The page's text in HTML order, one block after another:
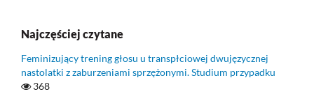
Najczęściej czytane
Feminizujący trening głosu u transpłciowej dwujęzycznej
nastolatki z zaburzeniami sprzężonymi. Studium przypadku
368